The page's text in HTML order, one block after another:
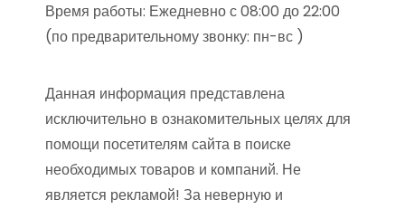
Время работы: Ежедневно с 08:00 до 22:00
(по предварительному звонку: пн-вс )
Данная информация представлена
исключительно в ознакомительных целях для
помощи посетителям сайта в поиске
необходимых товаров и компаний. Не
является рекламой! За неверную и